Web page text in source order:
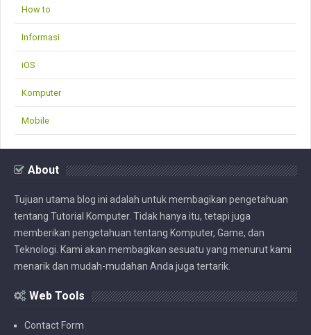
How to
Informasi
iOS
Komputer
Mobile
About
Tujuan utama blog ini adalah untuk membagikan pengetahuan
tentang Tutorial Komputer. Tidak hanya itu, tetapi juga
memberikan pengetahuan tentang Komputer, Game, dan
Teknologi. Kami akan membagikan sesuatu yang menurut kami
menarik dan mudah-mudahan Anda juga tertarik.
Web Tools
Contact Form